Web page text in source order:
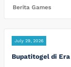
Berita Games
July 29, 2026
Bupatitogel di